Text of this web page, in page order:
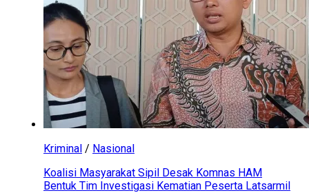
Kriminal / Nasional
Koalisi Masyarakat Sipil Desak Komnas HAM
Bentuk Tim Investigasi Kematian Peserta Latsarmil